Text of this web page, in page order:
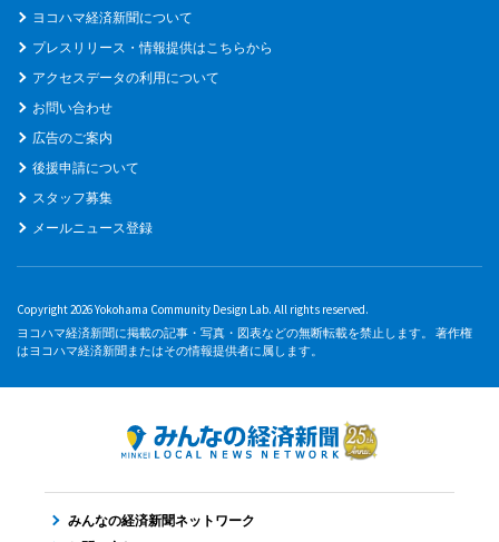
ヨコハマ経済新聞について
プレスリリース・情報提供はこちらから
アクセスデータの利用について
お問い合わせ
広告のご案内
後援申請について
スタッフ募集
メールニュース登録
Copyright 2026 Yokohama Community Design Lab. All rights reserved.
ヨコハマ経済新聞に掲載の記事・写真・図表などの無断転載を禁止します。 著作権
はヨコハマ経済新聞またはその情報提供者に属します。
みんなの経済新聞ネットワーク